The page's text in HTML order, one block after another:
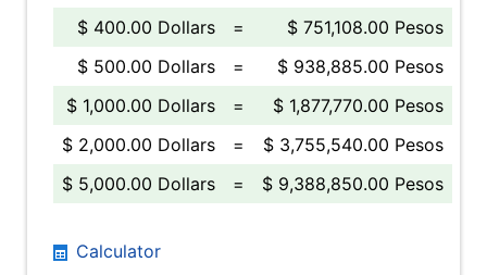
$ 400.00 Dollars
=
$ 751,108.00 Pesos
$ 500.00 Dollars
=
$ 938,885.00 Pesos
$ 1,000.00 Dollars
=
$ 1,877,770.00 Pesos
$ 2,000.00 Dollars
=
$ 3,755,540.00 Pesos
$ 5,000.00 Dollars
= $ 9,388,850.00 Pesos
Calculator